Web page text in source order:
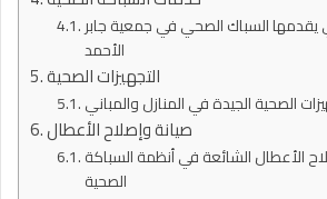
يقدمها السباك الصحي في جمعية جابر
الأحمد
التجهيزات الصحية
الصحية الجيدة في المنازل والمباني
صيانة وإصلاح الأعطال
الأعطال الشائعة في أنظمة السباكة
الصحية